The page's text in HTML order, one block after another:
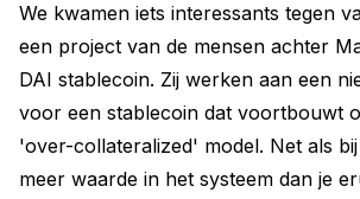
We kwamen iets interessants tegen
een project van de mensen achter
DAI stablecoin. Zij werken aan een
voor een stablecoin dat voortbouwt
'over-collateralized' model. Net als
meer waarde in het systeem dan je